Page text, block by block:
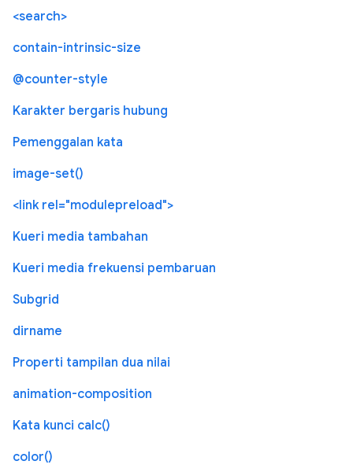
<search>
contain-intrinsic-size
@counter-style
Karakter bergaris hubung
Pemenggalan kata
image-set()
<link rel="modulepreload">
Kueri media tambahan
Kueri media frekuensi pembaruan
Subgrid
dirname
Properti tampilan dua nilai
animation-composition
Kata kunci calc()
color()